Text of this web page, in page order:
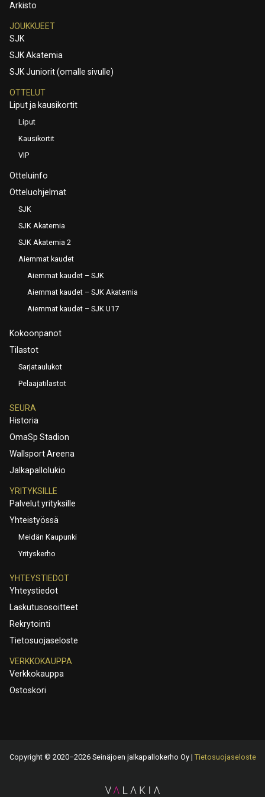
Arkisto
JOUKKUEET
SJK
SJK Akatemia
SJK Juniorit (omalle sivulle)
OTTELUT
Liput ja kausikortit
Liput
Kausikortit
VIP
Otteluinfo
Otteluohjelmat
SJK
SJK Akatemia
SJK Akatemia 2
Aiemmat kaudet
Aiemmat kaudet – SJK
Aiemmat kaudet – SJK Akatemia
Aiemmat kaudet – SJK U17
Kokoonpanot
Tilastot
Sarjataulukot
Pelaajatilastot
SEURA
Historia
OmaSp Stadion
Wallsport Areena
Jalkapallolukio
YRITYKSILLE
Palvelut yrityksille
Yhteistyössä
Meidän Kaupunki
Yrityskerho
YHTEYSTIEDOT
Yhteystiedot
Laskutusosoitteet
Rekrytointi
Tietosuojaseloste
VERKKOKAUPPA
Verkkokauppa
Ostoskori
Copyright © 2020–2026 Seinäjoen jalkapallokerho Oy | Tietosuojaseloste